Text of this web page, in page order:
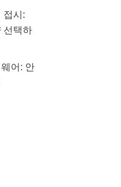
접시:
선택하
어: 안